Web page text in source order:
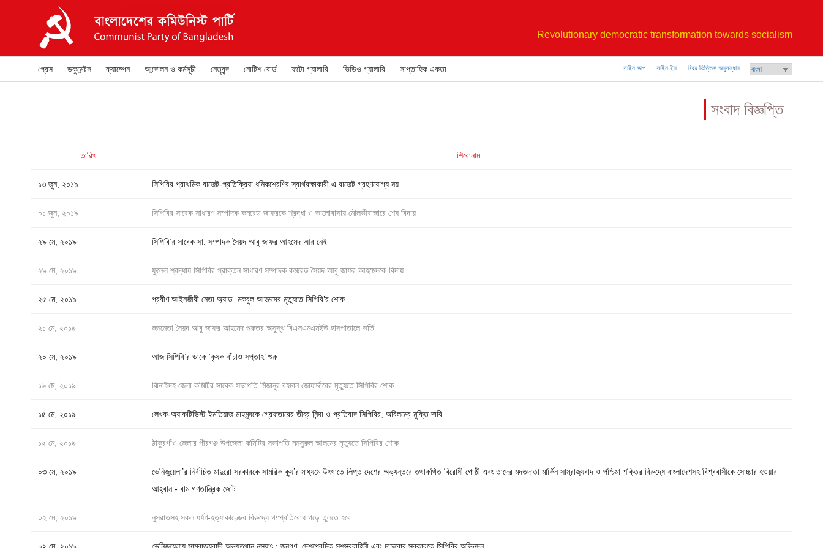
Revolutionary democratic transformation towards socialism
প্রেস ডকুমেন্টস ক্যাম্পেন আন্দোলন ও কর্মসূচী নেতৃবৃন্দ নোটিশ বোর্ড ফটো গ্যালারি ভিডিও গ্যালারি সাপ্তাহিক একতা সাইন আপ সাইন ইন বিষয় ভিত্তিক অনুসন্ধান
সংবাদ বিজ্ঞপ্তি
তারিখ শিরোনাম
১৩ জুন, ২০১৯ সিপিবির প্রাথমিক বাজেট-প্রতিক্রিয়া ধনিকশ্রেণির স্বার্থরক্ষাকারী এ বাজেট গ্রহণযোগ্য নয়
০১ জুন, ২০১৯ সিপিবির সাবেক সাধারণ সম্পাদক কমরেড জাফরকে শ্রদ্ধা ও ভালোবাসায় মৌলভীবাজারে শেষ বিদায়
২৯ মে, ২০১৯ সিপিবি’র সাবেক সা. সম্পাদক সৈয়দ আবু জাফর আহমেদ আর নেই
২৯ মে, ২০১৯ ফুলেল শ্রদ্ধায় সিপিবির প্রাক্তন সাধারণ সম্পাদক কমরেড সৈয়দ আবু জাফর আহমেদকে বিদায়
২৫ মে, ২০১৯ প্রবীণ আইনজীবী নেতা অ্যাড. মকবুল আহমদের মৃত্যুতে সিপিবি’র শোক
২১ মে, ২০১৯ জননেতা সৈয়দ আবু জাফর আহমেদ গুরুতর অসুস্থ বিএসএমএমইউ হাসপাতালে ভর্তি
২০ মে, ২০১৯ আজ সিপিবি’র ডাকে ‘কৃষক বাঁচাও সপ্তাহ’ শুরু
১৬ মে, ২০১৯ ঝিনাইদহ জেলা কমিটির সাবেক সভাপতি মিজানুর রহমান জোয়ার্দ্দারের মৃত্যুতে সিপিবির শোক
১৫ মে, ২০১৯ লেখক-অ্যাকটিভিস্ট ইমতিয়াজ মাহমুদকে গ্রেফতারের তীব্র নিন্দা ও প্রতিবাদ সিপিবির, অবিলম্বে মুক্তি দাবি
১২ মে, ২০১৯ ঠাকুরগাঁও জেলার পীরগঞ্জ উপজেলা কমিটির সভাপতি মনসুরুল আলমের মৃত্যুতে সিপিবির শোক
০৩ মে, ২০১৯
ভেনিজুয়েলা’র নির্বাচিত মাদুরো সরকারকে সামরিক ক্যু’র মাধ্যমে উৎখাতে লিপ্ত দেশের অভ্যন্তরে তথাকথিত বিরোধী গোষ্ঠী এবং তাদের মদতদাতা মার্কিন সাম্রাজ‌্যবাদ ও পশ্চিমা শক্তির বিরুদ্ধে বাংলাদেশসহ বিশ্ববাসীকে সোচ্চার হওয়ার
আহ্বান - বাম গণতান্ত্রিক জোট
০২ মে, ২০১৯ নুসরাতসহ সকল ধর্ষণ-হত্যাকাণ্ডের বিরুদ্ধে গণপ্রতিরোধ গড়ে তুলতে হবে